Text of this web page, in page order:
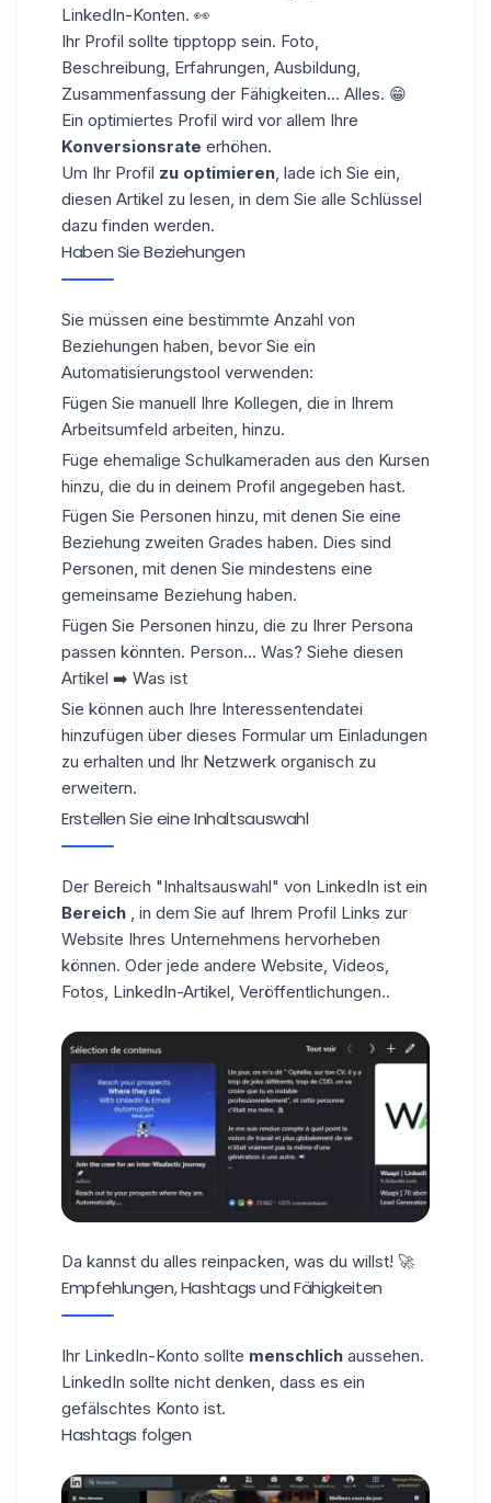
LinkedIn-Konten. 👀
Ihr Profil sollte tipptopp sein. Foto,
Beschreibung, Erfahrungen, Ausbildung,
Zusammenfassung der Fähigkeiten... Alles. 😁
Ein optimiertes Profil wird vor allem Ihre
Konversionsrate erhöhen.
Um Ihr Profil zu optimieren, lade ich Sie ein,
diesen Artikel zu lesen, in dem Sie alle Schlüssel
dazu finden werden.
Haben Sie Beziehungen
Sie müssen eine bestimmte Anzahl von
Beziehungen haben, bevor Sie ein
Automatisierungstool verwenden:
Fügen Sie manuell Ihre Kollegen, die in Ihrem
Arbeitsumfeld arbeiten, hinzu.
Füge ehemalige Schulkameraden aus den Kursen
hinzu, die du in deinem Profil angegeben hast.
Fügen Sie Personen hinzu, mit denen Sie eine
Beziehung zweiten Grades haben. Dies sind
Personen, mit denen Sie mindestens eine
gemeinsame Beziehung haben.
Fügen Sie Personen hinzu, die zu Ihrer Persona
passen könnten. Person... Was? Siehe diesen
Artikel ➡️ Was ist
Sie können auch Ihre Interessentendatei
hinzufügen über dieses Formular um Einladungen
zu erhalten und Ihr Netzwerk organisch zu
erweitern.
Erstellen Sie eine Inhaltsauswahl
Der Bereich "Inhaltsauswahl" von LinkedIn ist ein
Bereich
, in dem Sie auf Ihrem Profil Links zur
Website Ihres Unternehmens hervorheben
können. Oder jede andere Website, Videos,
Fotos, LinkedIn-Artikel, Veröffentlichungen..
Da kannst du alles reinpacken, was du willst! 🚀
Empfehlungen, Hashtags und Fähigkeiten
Ihr LinkedIn-Konto sollte menschlich aussehen.
LinkedIn sollte nicht denken, dass es ein
gefälschtes Konto ist.
Hashtags folgen